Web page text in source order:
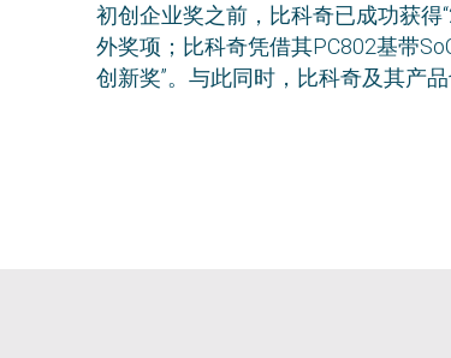
初创企业奖之前，比科奇已成功获得
外奖项；比科奇凭借其PC802基带
创新奖”。与此同时，比科奇及其产